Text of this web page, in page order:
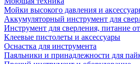
Мойки высокого давления и
Аккумуляторный инструмент для
Инструмент для сверления, питание
Клеевые пистолеты и аксессуары
Оснастка для инструмента
Паяльники и принадлежности для